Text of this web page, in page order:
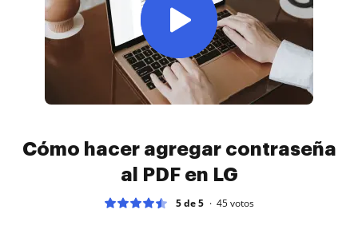
Cómo hacer agregar contraseña
al PDF en LG
5 de 5 45votos